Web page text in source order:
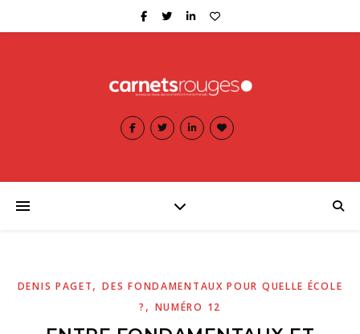
DENIS PAGET,DES FONDAMENTAUX POUR QUELLE ÉCOLE
? , NUMÉRO 12